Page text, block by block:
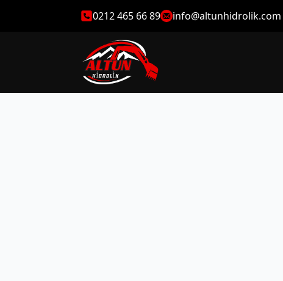
0212 465 66 89 info@altunhidrolik.com